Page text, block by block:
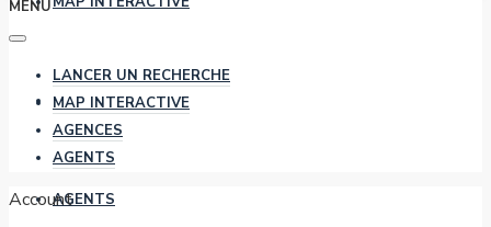
AGENCES
AGENTS
MENU
LANCER UN RECHERCHE
MAP INTERACTIVE
AGENCES
AGENTS
Account